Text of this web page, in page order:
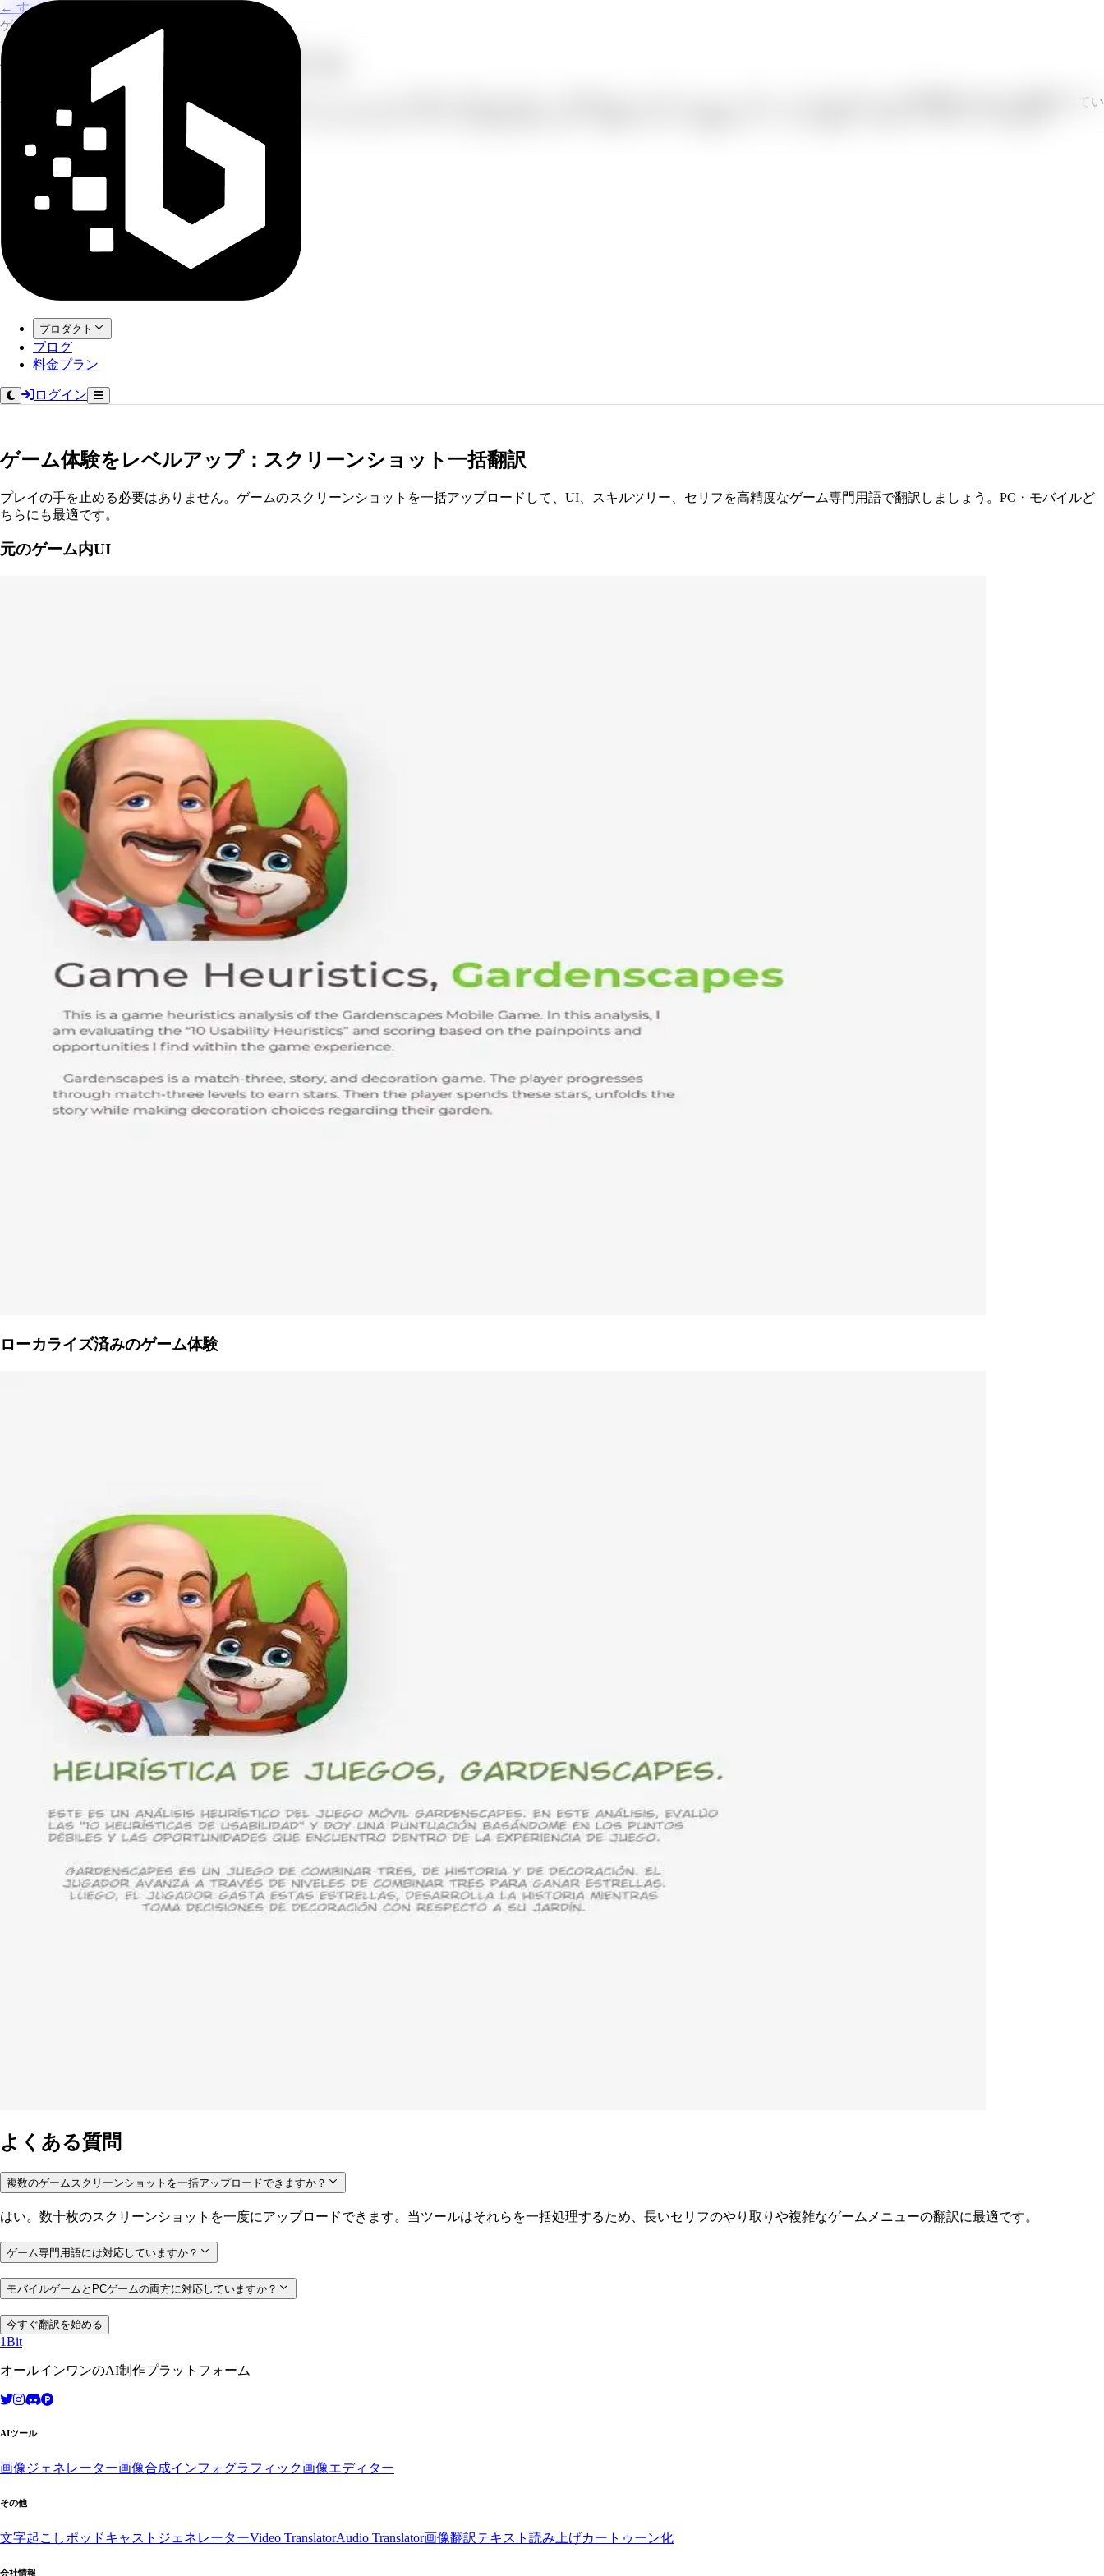
プロダクト
ブログ
料金プラン
ログイン
← すべての画像翻訳
ゲームスクリーンショット
ゲームスクリーンショット翻訳ツール
ゲーマーのために作られたツールです。複数のスクリーンショットを一度に一括アップロード。当社のエンジンはメニュー、スキル、セリフなどのゲーム専門用語に合わせて調整されてい
るため、ゲーム内UIを正確に翻訳します。PC・モバイルどちらのキャプチャにも完璧に対応します。 新規アカウントは無料クレジットから始めて、後でアップグレードできます。
ゲーム体験をレベルアップ：スクリーンショット一括翻訳
プレイの手を止める必要はありません。ゲームのスクリーンショットを一括アップロードして、UI、スキルツリー、セリフを高精度なゲーム専門用語で翻訳しましょう。PC・モバイルど
ちらにも最適です。
元のゲーム内UI
ローカライズ済みのゲーム体験
よくある質問
複数のゲームスクリーンショットを一括アップロードできますか？
はい。数十枚のスクリーンショットを一度にアップロードできます。当ツールはそれらを一括処理するため、長いセリフのやり取りや複雑なゲームメニューの翻訳に最適です。
ゲーム専門用語には対応していますか？
モバイルゲームとPCゲームの両方に対応していますか？
今すぐ翻訳を始める
1Bit
オールインワンのAI制作プラットフォーム
AIツール
画像ジェネレーター画像合成インフォグラフィック画像エディター
その他
文字起こしポッドキャストジェネレーターVideo TranslatorAudio Translator画像翻訳テキスト読み上げカートゥーン化
会社情報